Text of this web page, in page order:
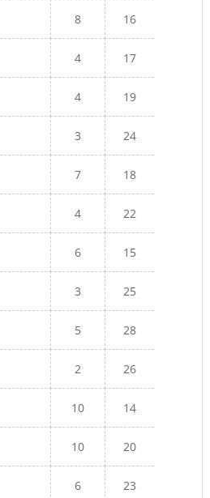
8 16
4 17
4 19
3 24
7 18
4 22
6 15
3 25
5 28
2 26
10 14
10 20
6 23